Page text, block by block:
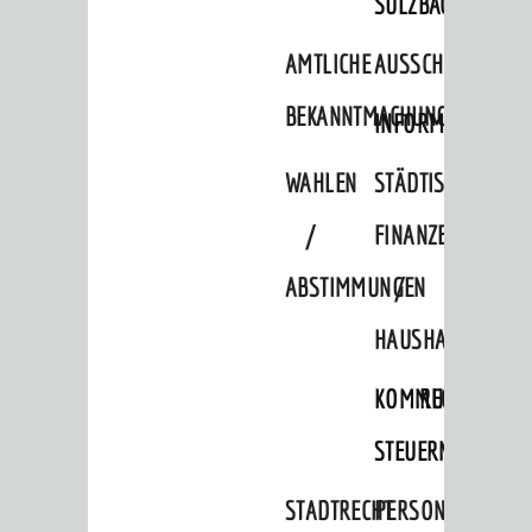
AMTLICHE
BEKANNTMACHUNGEN
WAHLEN
/
ABSTIMMUNGEN
STÄDTISCHE
FINANZEN
/
HAUSHALT
KOMMUNALE
STEUERN
STADTRECHTPERSONALRAT